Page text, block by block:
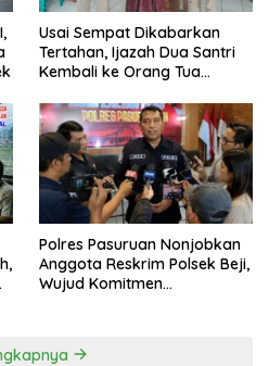
Usai Sempat Dikabarkan
Tertahan, Ijazah Dua Santri
Kembali ke Orang Tua
Polres Pasuruan Nonjobkan
Anggota Reskrim Polsek Beji,
Wujud Komitmen